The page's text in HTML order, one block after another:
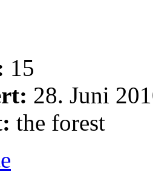
15
28. Juni
the forest